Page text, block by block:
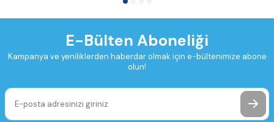
E-Bülten Aboneliği
Kampanya ve yeniliklerden haberdar olmak için e-bültenimize abone
olun!